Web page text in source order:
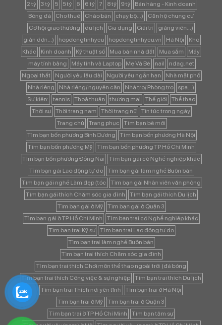
2 tỷ 3 tỷ 5 5 tỷ 6 6 tỷ 7 8 tỷ 9 tỷ
Bán hàng - Kinh doanh
Bóng đá
Cho thuê Chào bán chạy bộ...)
Căn hộ chung cư
Cơ hội giao thương
du lịch Gia dụng Giải trí
giảng viên...)
giản đơn...)
hopdongtinhyeu hopdongtinhyeu.vn Hà Nội
Kho
Khác
Kinh doanh Kỹ thuật số Mua bán nhà đất Mua sắm
Máy
máy tính bảng
Máy tính và Laptop Mẹ Và Bé nail
ndag.net
Ngoại thất
Người yêu lâu dài Người yêu ngắn hạn
Nhà mặt phố
Nhà riêng
Nhà riêng/ nguyên căn Nhà trọ/ Phòng trọ
spa...)
Sự kiện:
tennis Thoả thuận thương mại Thế giới
Thể thao
Thời sự
Thời trang nam Thời trang nữ
Tin tức trong ngày
Trang chủ
Trang phục
Tìm bạn bè mới
Tìm bạn bốn phương Bình Dương
Tìm bạn bốn phương Hà Nội
Tìm bạn bốn phương Mỹ
Tìm bạn bốn phương TP Hồ Chí Minh
Tìm bạn bốn phương Đồng Nai
Tìm bạn gái có Nghề nghiệp khác
Tìm bạn gái Lao động tự do
Tìm bạn gái làm nghề Buôn bán
Tìm bạn gái nghề Làm đẹp (tóc
Tìm bạn gái Nhân viên văn phòng
Tìm bạn gái thích Chăm sóc gia đình
Tìm bạn gái thích Du lịch
Tìm bạn gái ở Mỹ
Tìm bạn gái ở Quận 3
Tìm bạn gái ở TP Hồ Chí Minh
Tìm bạn trai có Nghề nghiệp khác
Tìm bạn trai Kỹ sư
Tìm bạn trai Lao động tự do
Tìm bạn trai làm nghề Buôn bán
Tìm bạn trai thích Chăm sóc gia đình
Tìm bạn trai thích Chơi môn thể thao ngoài trời (đá bóng
Tìm bạn trai thích Công việc & sự nghiệp
Tìm bạn trai thích Du lịch
Tìm bạn trai Thích nơi yên tĩnh
Tìm bạn trai ở Hà Nội
Tìm bạn trai ở Mỹ
Tìm bạn trai ở Quận 3
Tìm bạn trai ở TP Hồ Chí Minh
Tìm bạn tâm sự